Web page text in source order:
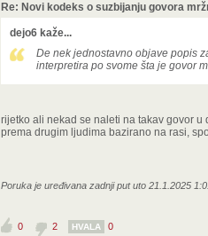
Re: Novi kodeks o suzbijanju govora
dejo6 kaže...
De nek jednostavno objave popis
interpretira po svome šta je govor
rijetko ali nekad se naleti na takav govor
prema drugim ljudima bazirano na rasi,
Poruka je uređivana zadnji put uto 21.1.2025
0 2 HVALA 0